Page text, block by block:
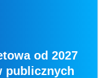
od 2027
publicznych